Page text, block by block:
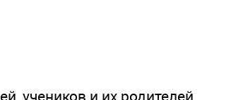
учеников и их родителей.